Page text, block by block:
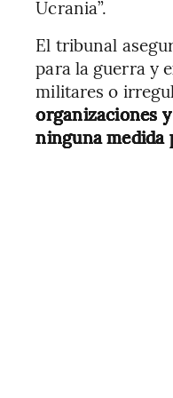
Ucrania”.
El tribunal
para la guerra y
militares o
organizaciones
ninguna medida